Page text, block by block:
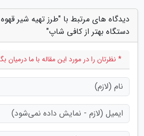
دیدگاه های مرتبط با "طرز تهیه شیر
دستگاه بهتر از کافی شاپ"
* نظرتان را در مورد این مقاله با ما درمیان